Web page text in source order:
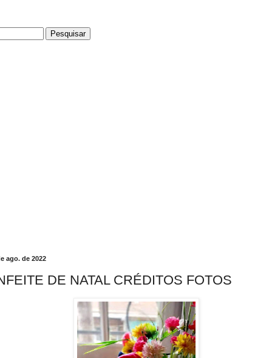
ago. de 2022
DE NATAL CRÉDITOS FOTOS